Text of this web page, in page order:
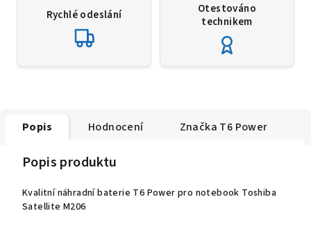
Rychlé odeslání
Otestováno
technikem
Popis Hodnocení Značka T6 Power
Popis produktu
Kvalitní náhradní baterie T6 Power pro notebook Toshiba
Satellite M206